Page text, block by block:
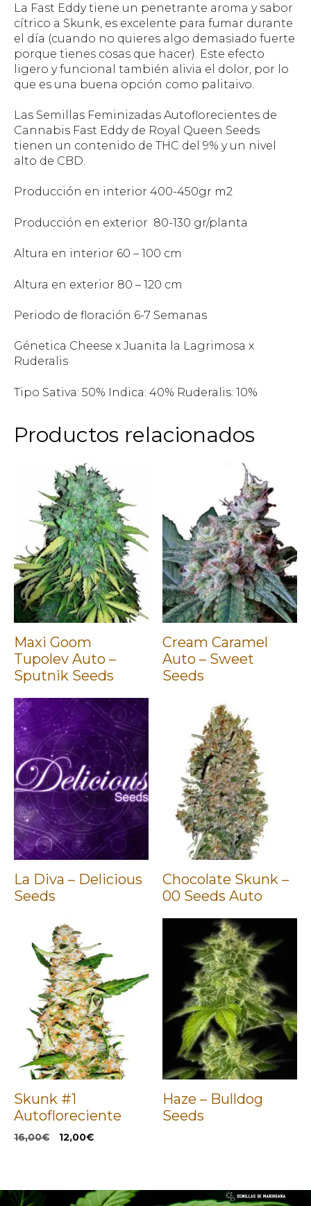
La Fast Eddy tiene un penetrante aroma y sabor
cítrico a Skunk, es excelente para fumar durante
el día (cuando no quieres algo demasiado fuerte
porque tienes cosas que hacer). Este efecto
ligero y funcional también alivia el dolor, por lo
que es una buena opción como palitaivo.
Las Semillas Feminizadas Autoflorecientes de
Cannabis Fast Eddy de Royal Queen Seeds
tienen un contenido de THC del 9% y un nivel
alto de CBD.
Producción en interior 400-450gr m2
Producción en exterior 80-130 gr/planta
Altura en interior 60 – 100 cm
Altura en exterior 80 – 120 cm
Periodo de floración 6-7 Semanas
Génetica Cheese x Juanita la Lagrimosa x
Ruderalis
Tipo Sativa: 50% Indica: 40% Ruderalis: 10%
Productos relacionados
Maxi Goom
Tupolev Auto –
Sputnik Seeds
Cream Caramel
Auto – Sweet
Seeds
La Diva – Delicious
Seeds
Chocolate Skunk –
00 Seeds Auto
Skunk #1
Autofloreciente
16,00€
El
16,00€.
12,00€El
12,00€.
Haze – Bulldog
Seeds